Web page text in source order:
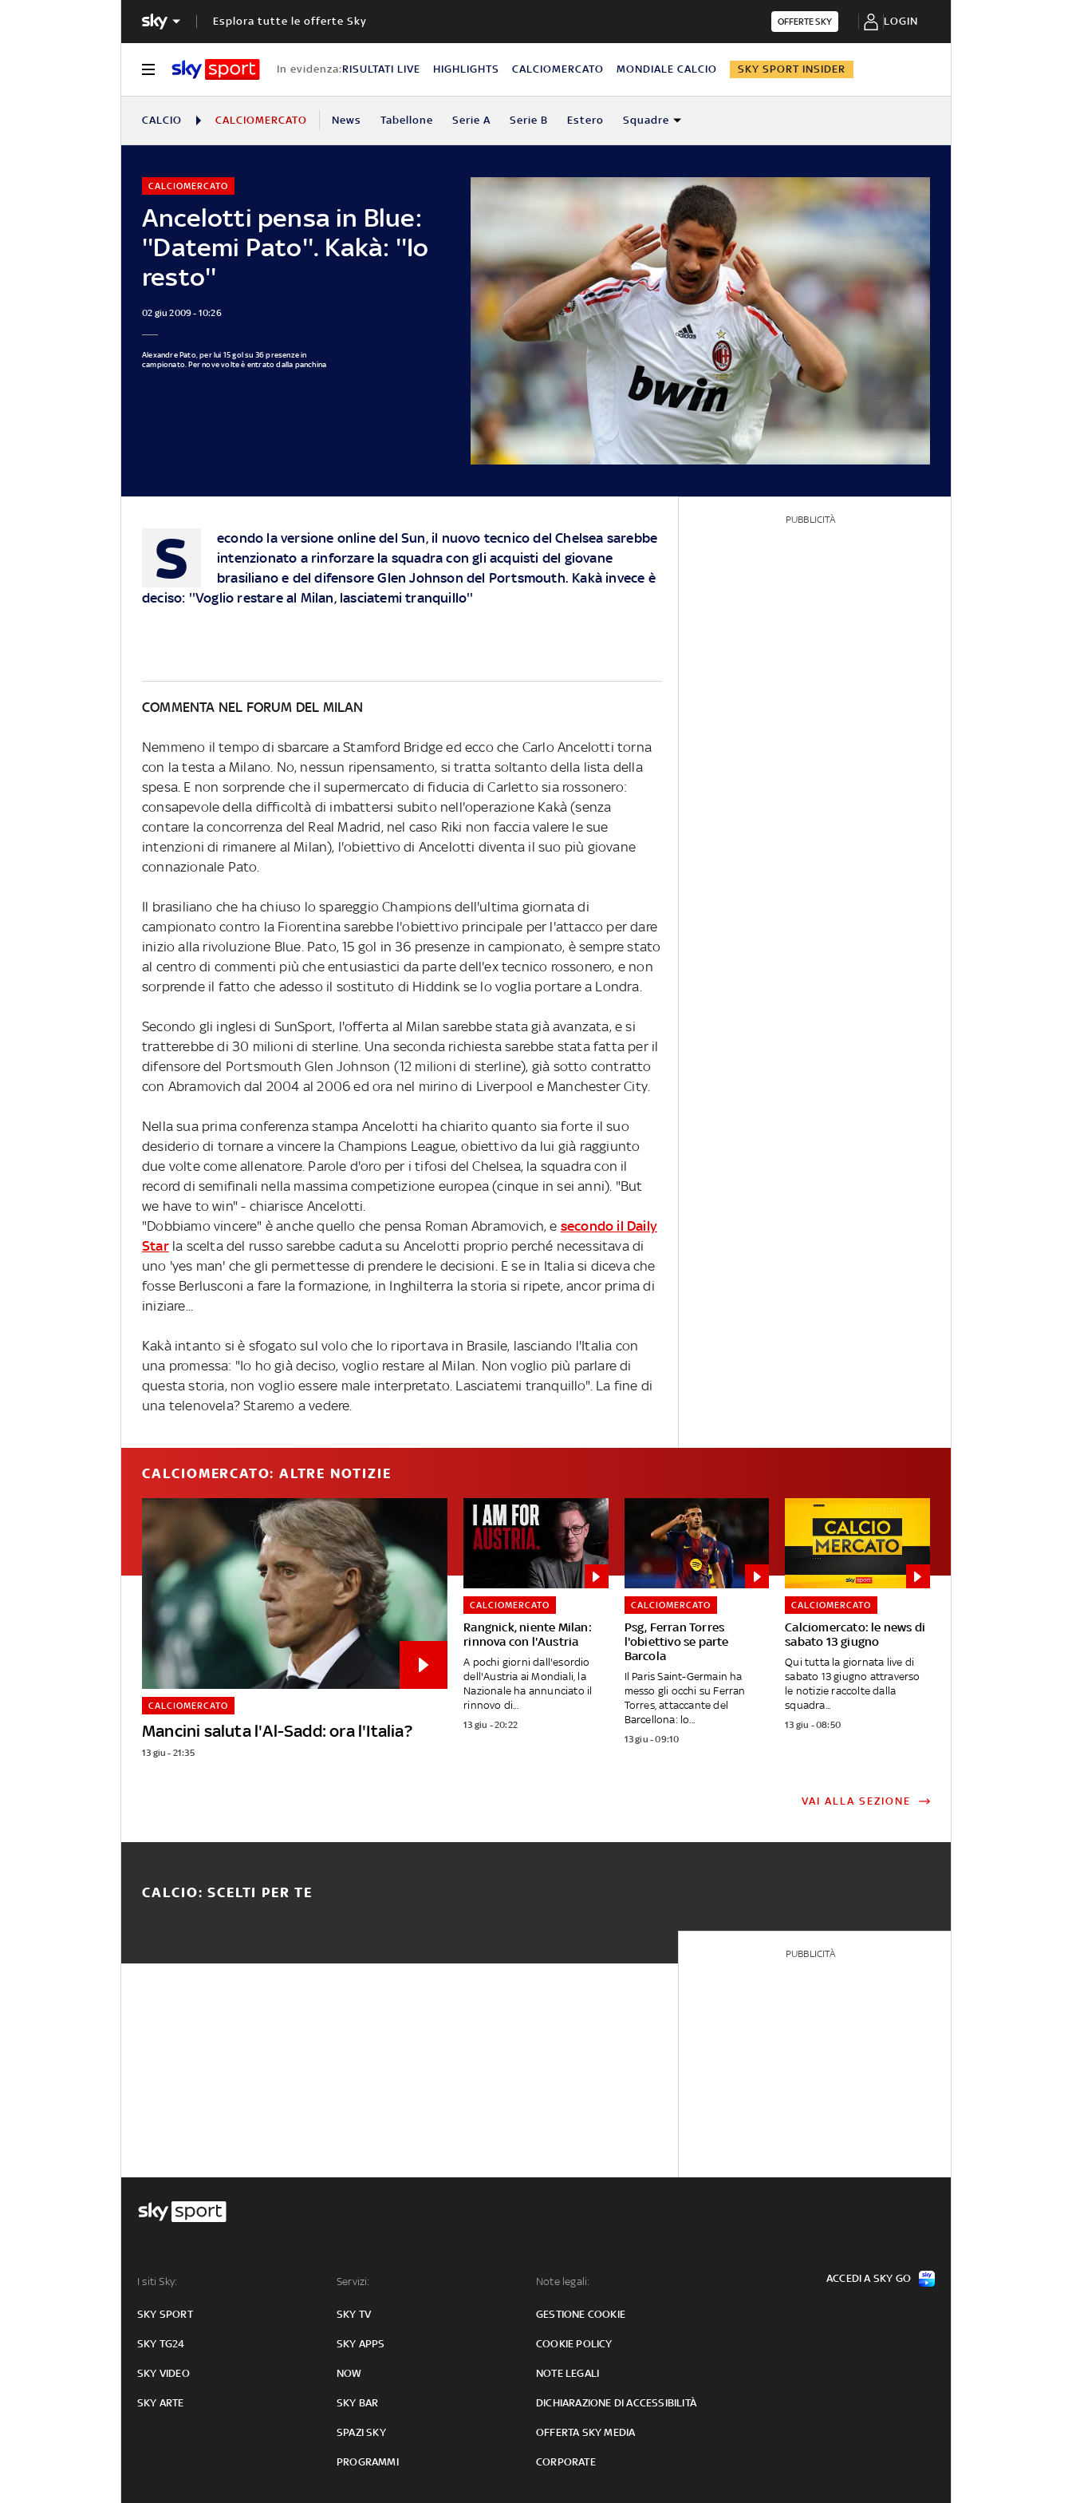
Esplora tutte le offerte Sky OFFERTE SKY LOGIN
In evidenza:RISULTATI LIVE HIGHLIGHTS CALCIOMERCATO MONDIALE CALCIO SKY SPORT INSIDER
CALCIO CALCIOMERCATO News Tabellone Serie A Serie B Estero Squadre
Ancelotti pensa in Blue:
''Datemi Pato''. Kakà: ''Io
resto''
CALCIOMERCATO
02 giu 2009 - 10:26
Alexandre Pato, per lui 15 gol su 36 presenze in
campionato. Per nove volte è entrato dalla panchina
S
econdo la versione online del Sun, il nuovo tecnico del Chelsea sarebbe
intenzionato a rinforzare la squadra con gli acquisti del giovane
brasiliano e del difensore Glen Johnson del Portsmouth. Kakà invece è
deciso: ''Voglio restare al Milan, lasciatemi tranquillo''
COMMENTA NEL FORUM DEL MILAN
Nemmeno il tempo di sbarcare a Stamford Bridge ed ecco che Carlo Ancelotti torna
con la testa a Milano. No, nessun ripensamento, si tratta soltanto della lista della
spesa. E non sorprende che il supermercato di fiducia di Carletto sia rossonero:
consapevole della difficoltà di imbattersi subito nell'operazione Kakà (senza
contare la concorrenza del Real Madrid, nel caso Riki non faccia valere le sue
intenzioni di rimanere al Milan), l'obiettivo di Ancelotti diventa il suo più giovane
connazionale Pato.
Il brasiliano che ha chiuso lo spareggio Champions dell'ultima giornata di
campionato contro la Fiorentina sarebbe l'obiettivo principale per l'attacco per dare
inizio alla rivoluzione Blue. Pato, 15 gol in 36 presenze in campionato, è sempre stato
al centro di commenti più che entusiastici da parte dell'ex tecnico rossonero, e non
sorprende il fatto che adesso il sostituto di Hiddink se lo voglia portare a Londra.
Secondo gli inglesi di SunSport, l'offerta al Milan sarebbe stata già avanzata, e si
tratterebbe di 30 milioni di sterline. Una seconda richiesta sarebbe stata fatta per il
difensore del Portsmouth Glen Johnson (12 milioni di sterline), già sotto contratto
con Abramovich dal 2004 al 2006 ed ora nel mirino di Liverpool e Manchester City.
Nella sua prima conferenza stampa Ancelotti ha chiarito quanto sia forte il suo
desiderio di tornare a vincere la Champions League, obiettivo da lui già raggiunto
due volte come allenatore. Parole d'oro per i tifosi del Chelsea, la squadra con il
record di semifinali nella massima competizione europea (cinque in sei anni). "But
we have to win" - chiarisce Ancelotti.
"Dobbiamo vincere" è anche quello che pensa Roman Abramovich, e secondo il Daily
Starla scelta del russo sarebbe caduta su Ancelotti proprio perché necessitava di
uno 'yes man' che gli permettesse di prendere le decisioni. E se in Italia si diceva che
fosse Berlusconi a fare la formazione, in Inghilterra la storia si ripete, ancor prima di
iniziare...
Kakà intanto si è sfogato sul volo che lo riportava in Brasile, lasciando l'Italia con
una promessa: "Io ho già deciso, voglio restare al Milan. Non voglio più parlare di
questa storia, non voglio essere male interpretato. Lasciatemi tranquillo". La fine di
una telenovela? Staremo a vedere.
PUBBLICITÀ
CALCIOMERCATO: ALTRE NOTIZIE
Mancini saluta l'Al-Sadd: ora l'Italia?
CALCIOMERCATO
13 giu - 21:35
Rangnick, niente Milan:
rinnova con l'Austria
CALCIOMERCATO
A pochi giorni dall'esordio
dell'Austria ai Mondiali, la
Nazionale ha annunciato il
rinnovo di...
13 giu - 20:22
Psg, Ferran Torres
l'obiettivo se parte
Barcola
CALCIOMERCATO
Il Paris Saint-Germain ha
messo gli occhi su Ferran
Torres, attaccante del
Barcellona: lo...
13 giu - 09:10
Calciomercato: le news di
sabato 13 giugno
CALCIOMERCATO
Qui tutta la giornata live di
sabato 13 giugno attraverso
le notizie raccolte dalla
squadra...
13 giu - 08:50
VAI ALLA SEZIONE
CALCIO: SCELTI PER TE
PUBBLICITÀ
I siti Sky:
SKY SPORT
SKY TG24
SKY VIDEO
SKY ARTE
Servizi:
SKY TV
SKY APPS
NOW
SKY BAR
SPAZI SKY
PROGRAMMI
Note legali:
GESTIONE COOKIE
COOKIE POLICY
NOTE LEGALI
DICHIARAZIONE DI ACCESSIBILITÀ
OFFERTA SKY MEDIA
CORPORATE
ACCEDI A SKY GO